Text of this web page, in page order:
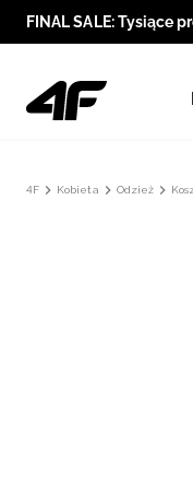
FINAL SALE: Tysiące
4F Kobieta Odzież